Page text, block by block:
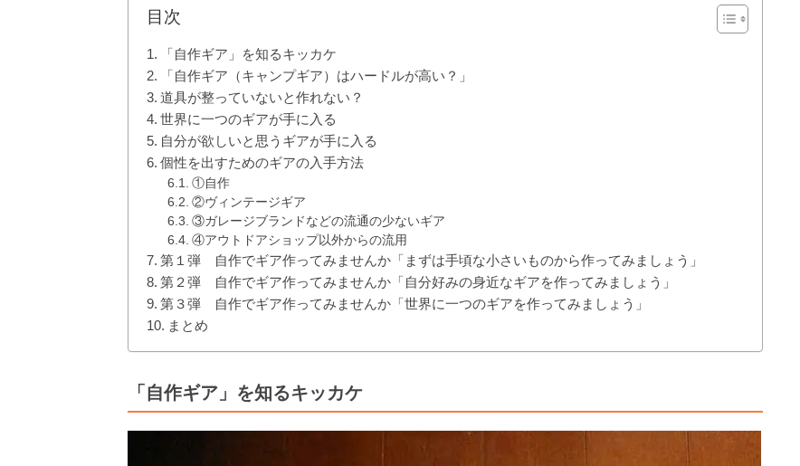
目次
「自作ギア」を知るキッカケ
「自作ギア（キャンプギア）はハードルが高い？」
道具が整っていないと作れない？
世界に一つのギアが手に入る
自分が欲しいと思うギアが手に入る
個性を出すためのギアの入手方法
①自作
②ヴィンテージギア
③ガレージブランドなどの流通の少ないギア
④アウトドアショップ以外からの流用
第１弾 自作でギア作ってみませんか「まずは手頃な小さいものから作ってみましょう」
第２弾 自作でギア作ってみませんか「自分好みの身近なギアを作ってみましょう」
第３弾 自作でギア作ってみませんか「世界に一つのギアを作ってみましょう」
まとめ
「自作ギア」を知るキッカケ